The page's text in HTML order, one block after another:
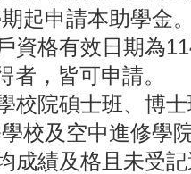
起申請本助學金
資格有效日期為
者，皆可申請。
校院碩士班、博
校及空中進修學
成績及格且未受